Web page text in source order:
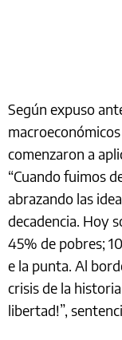
Según expuso
comenzaron a
“Cuando fuimos
abrazando las
decadencia. Hoy
45% de pobres;
e la punta. Al
crisis de la
libertad!”,